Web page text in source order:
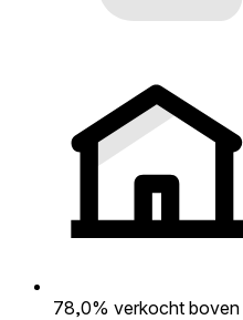
78,0% verkocht boven